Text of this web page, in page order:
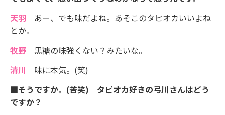
天羽 あー、でも味だよね。あそこのタピオカいいよね
とか。
牧野 黒糖の味強くない？みたいな。
清川 味に本気。(笑)
■そうですか。(苦笑) タピオカ好きの弓川さんはどう
ですか？